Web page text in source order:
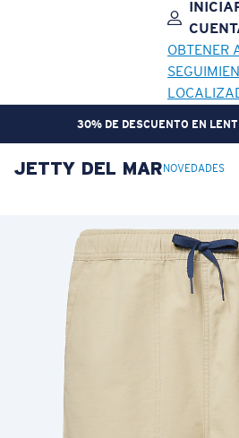
OBTENER
30% DE DESCUENTO EN
OBJETIVO ACTUALIZADO
Precio:
Sin
JETTY DEL MAR NOVEDADES